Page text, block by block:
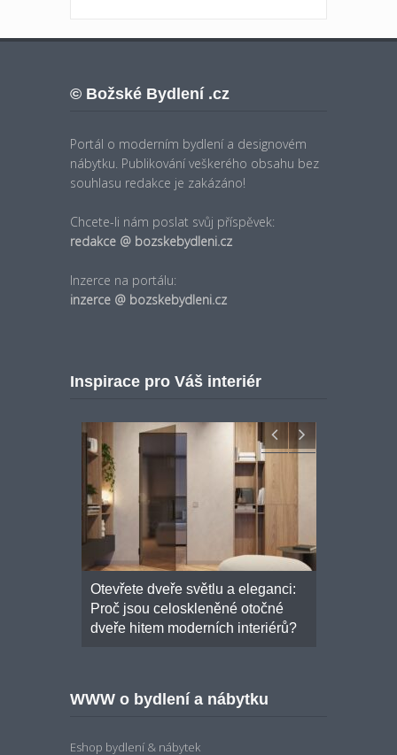
© Božské Bydlení .cz
Portál o moderním bydlení a designovém
nábytku. Publikování veškerého obsahu bez
souhlasu redakce je zakázáno!
Chcete-li nám poslat svůj příspěvek:
redakce @ bozskebydleni.cz
Inzerce na portálu:
inzerce @ bozskebydleni.cz
Inspirace pro Váš interiér
Otevřete dveře světlu a eleganci:
Proč jsou celoskleněné otočné
dveře hitem moderních interiérů?
WWW o bydlení a nábytku
Eshop bydlení & nábytek